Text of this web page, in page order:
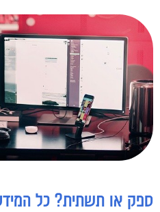
ספק או תשתית? כל